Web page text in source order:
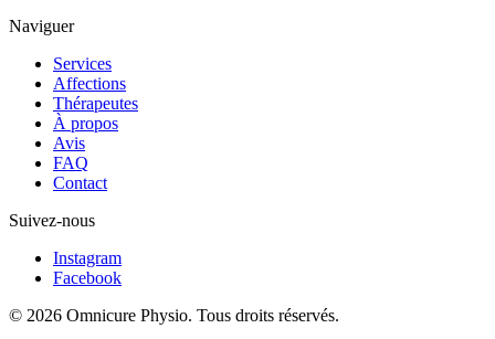
Naviguer
Services
Affections
Thérapeutes
À propos
Avis
FAQ
Contact
Suivez-nous
Instagram
Facebook
© 2026 Omnicure Physio. Tous droits réservés.